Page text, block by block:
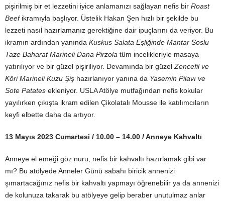
pişirilmiş bir et lezzetini iyice anlamanızı sağlayan nefis bir Roast
Beef ikramıyla başlıyor. Üstelik Hakan Şen hızlı bir şekilde bu
lezzeti nasıl hazırlamanız gerektiğine dair ipuçlarını da veriyor. Bu
ikramın ardından yanında Kuskus Salata Eşliğinde Mantar Soslu
Taze Baharat Marineli Dana Pirzola tüm incelikleriyle masaya
yatırılıyor ve bir güzel pişiriliyor. Devamında bir güzel Zencefil ve
Köri Marineli Kuzu Şiş hazırlanıyor yanına da Yasemin Pilavı ve
Sote Patates ekleniyor. USLA Atölye mutfağından nefis kokular
yayılırken çıkışta ikram edilen Çikolatalı Mousse ile katılımcıların
keyfi elbette daha da artıyor.
13 Mayıs 2023 Cumartesi / 10.00 – 14.00 / Anneye Kahvaltı
Anneye el emeği göz nuru, nefis bir kahvaltı hazırlamak gibi var
mı? Bu atölyede Anneler Günü sabahı biricik annenizi
şımartacağınız nefis bir kahvaltı yapmayı öğrenebilir ya da annenizi
de kolunuza takarak bu atölyeye gelip beraber unutulmaz anlar